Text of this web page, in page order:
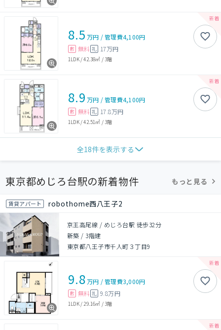
8.5 万円 /管理費4,100円
敷 無料 礼 17万円
1LDK/42.38㎡ /3階
8.9 万円 /管理費4,100円
敷 無料 礼 17.8万円
1LDK/42.51㎡ /3階
全18件を表示する
東京都めじろ台駅の新着物件 もっと見る
賃貸アパート robothome西八王子2
京王高尾線 / めじろ台駅 徒歩32分
新築 / 3階建
東京都八王子市千人町３丁目9
9.8万円 /管理費3,000円
敷 無料 礼 9.8万円
1LDK/ 29.16㎡ /3階